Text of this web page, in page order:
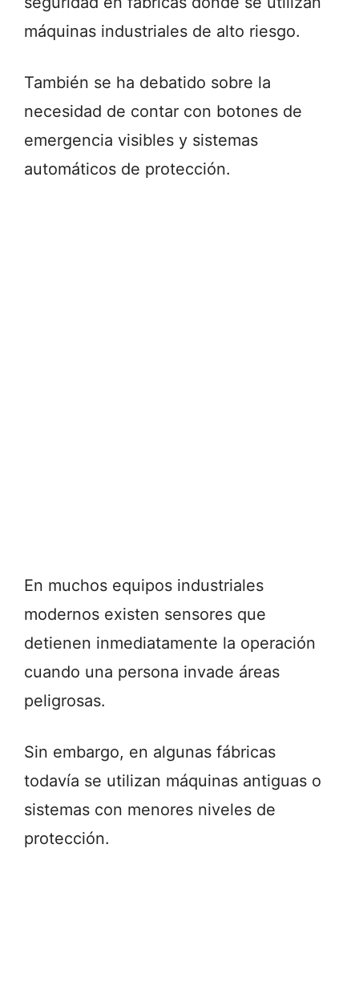
máquinas industriales de alto riesgo.
También se ha debatido sobre la
necesidad de contar con botones de
emergencia visibles y sistemas
automáticos de protección.
En muchos equipos industriales
modernos existen sensores que
detienen inmediatamente la operación
cuando una persona invade áreas
peligrosas.
Sin embargo, en algunas fábricas
todavía se utilizan máquinas antiguas o
sistemas con menores niveles de
protección.